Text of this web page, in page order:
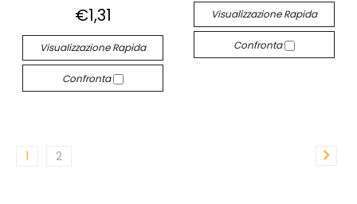
€1,31
Visualizzazione Rapida
Confronta
Visualizzazione Rapida
Confronta
1 2